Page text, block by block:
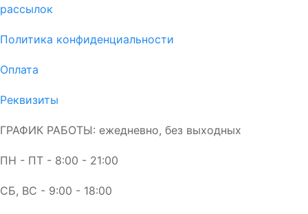
рассылок
Политика конфиденциальности
Оплата
Реквизиты
ГРАФИК РАБОТЫ: ежедневно, без выходных
ПН - ПТ - 8:00 - 21:00
СБ, ВС - 9:00 - 18:00